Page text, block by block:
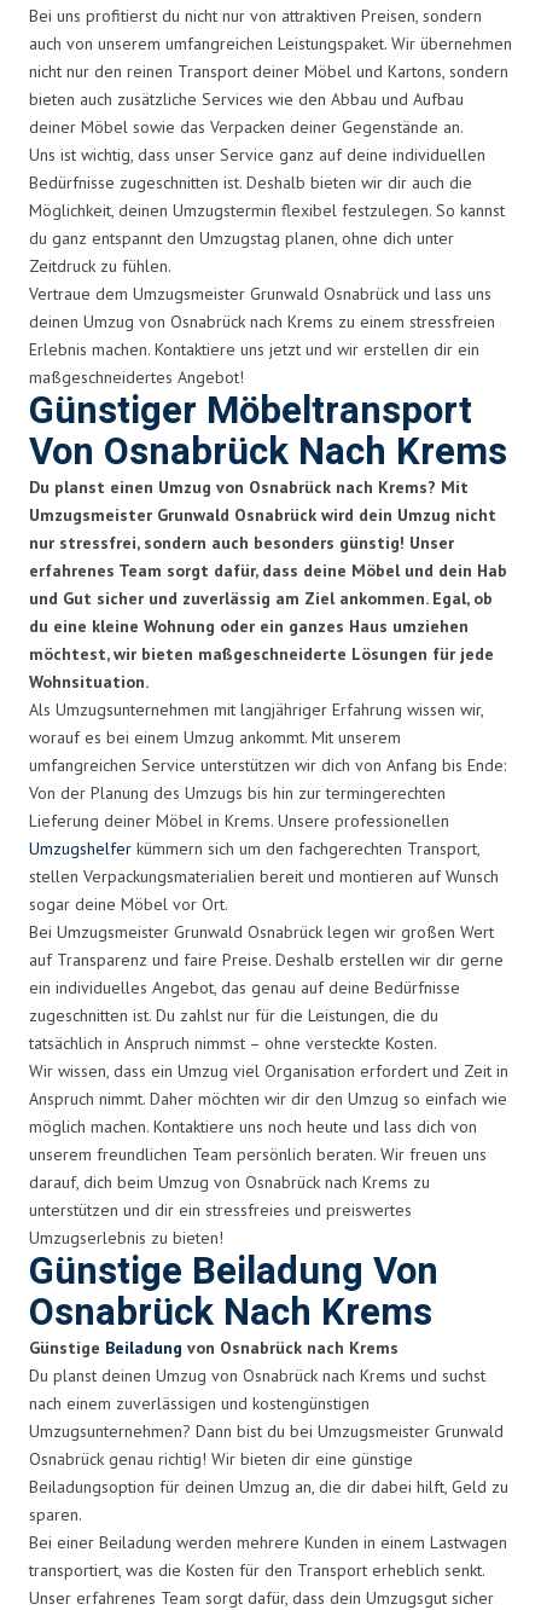
Bei uns profitierst du nicht nur von attraktiven Preisen, sondern
auch von unserem umfangreichen Leistungspaket. Wir übernehmen
nicht nur den reinen Transport deiner Möbel und Kartons, sondern
bieten auch zusätzliche Services wie den Abbau und Aufbau
deiner Möbel sowie das Verpacken deiner Gegenstände an.
Uns ist wichtig, dass unser Service ganz auf deine individuellen
Bedürfnisse zugeschnitten ist. Deshalb bieten wir dir auch die
Möglichkeit, deinen Umzugstermin flexibel festzulegen. So kannst
du ganz entspannt den Umzugstag planen, ohne dich unter
Zeitdruck zu fühlen.
Vertraue dem Umzugsmeister Grunwald Osnabrück und lass uns
deinen Umzug von Osnabrück nach Krems zu einem stressfreien
Erlebnis machen. Kontaktiere uns jetzt und wir erstellen dir ein
maßgeschneidertes Angebot!
Günstiger Möbeltransport
Von Osnabrück Nach Krems
Du planst einen Umzug von Osnabrück nach Krems? Mit
Umzugsmeister Grunwald Osnabrück wird dein Umzug nicht
nur stressfrei, sondern auch besonders günstig! Unser
erfahrenes Team sorgt dafür, dass deine Möbel und dein Hab
und Gut sicher und zuverlässig am Ziel ankommen. Egal, ob
du eine kleine Wohnung oder ein ganzes Haus umziehen
möchtest, wir bieten maßgeschneiderte Lösungen für jede
Wohnsituation.
Als Umzugsunternehmen mit langjähriger Erfahrung wissen wir,
worauf es bei einem Umzug ankommt. Mit unserem
umfangreichen Service unterstützen wir dich von Anfang bis Ende:
Von der Planung des Umzugs bis hin zur termingerechten
Lieferung deiner Möbel in Krems. Unsere professionellen
Umzugshelfer kümmern sich um den fachgerechten Transport,
stellen Verpackungsmaterialien bereit und montieren auf Wunsch
sogar deine Möbel vor Ort.
Bei Umzugsmeister Grunwald Osnabrück legen wir großen Wert
auf Transparenz und faire Preise. Deshalb erstellen wir dir gerne
ein individuelles Angebot, das genau auf deine Bedürfnisse
zugeschnitten ist. Du zahlst nur für die Leistungen, die du
tatsächlich in Anspruch nimmst – ohne versteckte Kosten.
Wir wissen, dass ein Umzug viel Organisation erfordert und Zeit in
Anspruch nimmt. Daher möchten wir dir den Umzug so einfach wie
möglich machen. Kontaktiere uns noch heute und lass dich von
unserem freundlichen Team persönlich beraten. Wir freuen uns
darauf, dich beim Umzug von Osnabrück nach Krems zu
unterstützen und dir ein stressfreies und preiswertes
Umzugserlebnis zu bieten!
Günstige Beiladung Von
Osnabrück Nach Krems
Günstige Beiladung von Osnabrück nach Krems
Du planst deinen Umzug von Osnabrück nach Krems und suchst
nach einem zuverlässigen und kostengünstigen
Umzugsunternehmen? Dann bist du bei Umzugsmeister Grunwald
Osnabrück genau richtig! Wir bieten dir eine günstige
Beiladungsoption für deinen Umzug an, die dir dabei hilft, Geld zu
sparen.
Bei einer Beiladung werden mehrere Kunden in einem Lastwagen
transportiert, was die Kosten für den Transport erheblich senkt.
Unser erfahrenes Team sorgt dafür, dass dein Umzugsgut sicher